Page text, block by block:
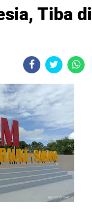
Tiba di